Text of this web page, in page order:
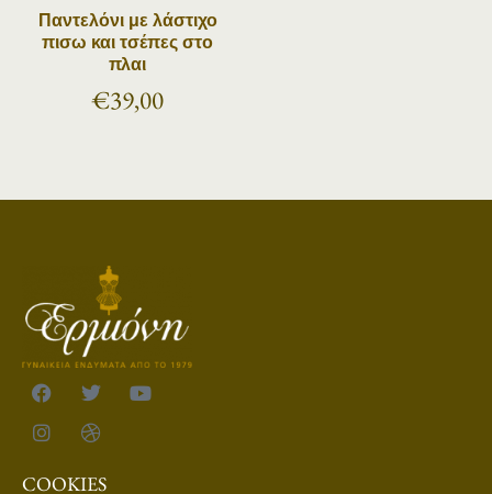
Παντελόνι με λάστιχο
πισω και τσέπες στο
πλαι
€39,00
COOKIES